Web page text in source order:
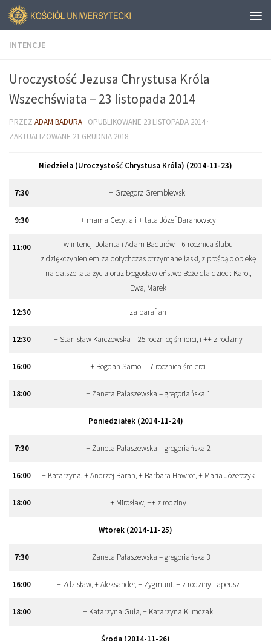
INTENCJE
Uroczystość Jezusa Chrystusa Króla
Wszechświata – 23 listopada 2014
PRZEZ ADAM BADURA · OPUBLIKOWANE 23 LISTOPADA 2014·
ZAKTUALIZOWANE 21 GRUDNIA 2018
Niedziela (Uroczystość Chrystusa Króla) (2014-11-23)
7:30 + Grzegorz Gremblewski
9:30 + mama Cecylia i + tata Józef Baranowscy
11:00
w intencji Jolanta i Adam Badurów – 6 rocznica ślubu
z dziękczynieniem za dotychczas otrzymane łaski, z prośbą o opiekę
na dalsze lata życia oraz błogosławieństwo Boże dla dzieci: Karol,
Ewa, Marek
12:30 za parafian
12:30 + Stanisław Karczewska – 25 rocznicę śmierci, i ++ z rodziny
16:00 + Bogdan Samol – 7 rocznica śmierci
18:00 + Żaneta Pałaszewska – gregoriańska 1
Poniedziałek (2014-11-24)
7:30 + Żaneta Pałaszewska – gregoriańska 2
16:00 + Katarzyna, + Andrzej Baran, + Barbara Hawrot, + Maria Józefczyk
18:00 + Mirosław, ++ z rodziny
Wtorek (2014-11-25)
7:30 + Żaneta Pałaszewska – gregoriańska 3
16:00 + Zdzisław, + Aleksander, + Zygmunt, + z rodziny Lapeusz
18:00 + Katarzyna Guła, + Katarzyna Klimczak
Środa (2014-11-26)